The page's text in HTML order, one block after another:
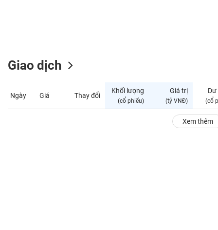
Giao dịch
Ngày Giá Thay đổi
Khối lượng
(cổ phiếu)
Giá trị
(tỷ VNĐ)
Dư
(cổ
Xem thêm
CÁ
NHÂN